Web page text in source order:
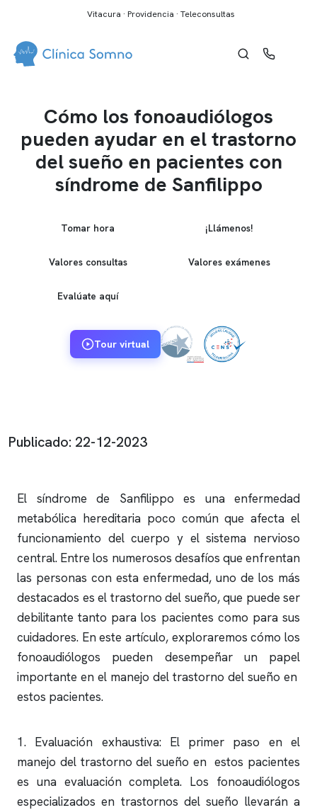
Vitacura · Providencia · Teleconsultas
Cómo los fonoaudiólogos
pueden ayudar en el trastorno
del sueño en pacientes con
síndrome de Sanfilippo
Tomar hora ¡Llámenos!
Valores consultas Valores exámenes
Evalúate aquí
Tour virtual
Publicado: 22-12-2023
El síndrome de Sanfilippo es una enfermedad
metabólica hereditaria poco común que afecta el
funcionamiento del cuerpo y el sistema nervioso
central. Entre los numerosos desafíos que enfrentan
las personas con esta enfermedad, uno de los más
destacados es el trastorno del sueño, que puede ser
debilitante tanto para los pacientes como para sus
cuidadores. En este artículo, exploraremos cómo los
fonoaudiólogos pueden desempeñar un papel
importante en el manejo del trastorno del sueño en
estos pacientes.
1. Evaluación exhaustiva: El primer paso en el
manejo del trastorno del sueño en estos pacientes
es una evaluación completa. Los fonoaudiólogos
especializados en trastornos del sueño llevarán a